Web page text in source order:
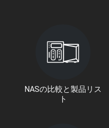
NASの比較と製品リス
ト